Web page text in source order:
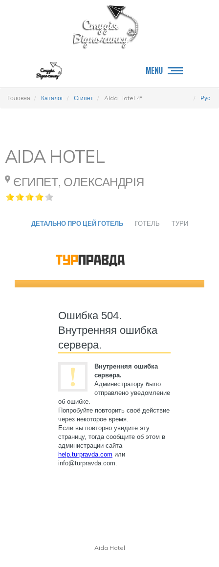
MENU
Головна Каталог Єгипет Aida Hotel 4* Рус.
AIDA HOTEL
ЄГИПЕТ, ОЛЕКСАНДРІЯ
ДЕТАЛЬНО ПРО ЦЕЙ ГОТЕЛЬ ГОТЕЛЬ ТУРИ
Aida Hotel